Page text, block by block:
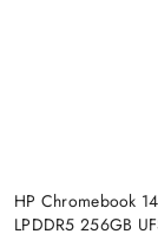
HP Chromebook
LPDDR5 256GB